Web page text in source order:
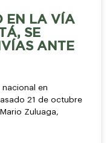
EN LA VÍA
SE
ANTE
en
21 de octubre
Zuluaga,